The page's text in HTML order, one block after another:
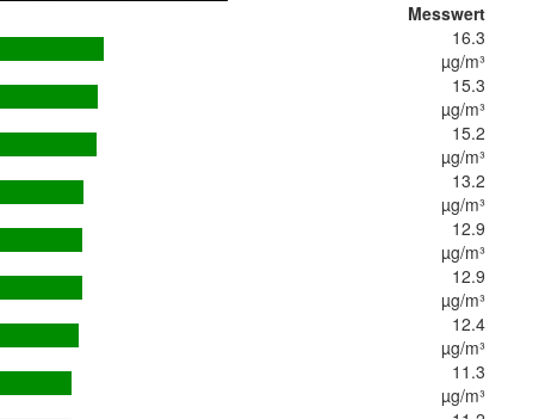
Messwert
16.3
µg/m³
15.3
µg/m³
15.2
µg/m³
13.2
µg/m³
12.9
µg/m³
12.9
µg/m³
12.4
µg/m³
11.3
µg/m³